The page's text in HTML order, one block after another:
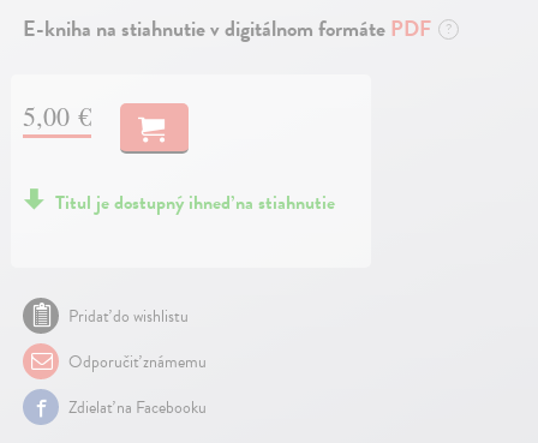
E-kniha na stiahnutie v digitálnom formátePDF ?
5,00 €
Titul je dostupný ihneď na stiahnutie
Pridať do wishlistu
Odporučiť známemu
Zdielať na Facebooku